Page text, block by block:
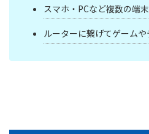
スマホ・PCなど複数の端
ルーターに繋げてゲーム